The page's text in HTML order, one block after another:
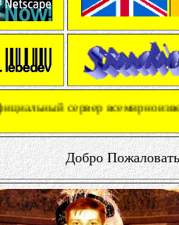
всемирноизвестной
Добро